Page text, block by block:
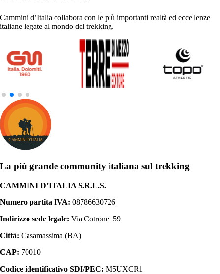
Cammini d’Italia collabora con le più importanti realtà ed eccellenze
italiane legate al mondo del trekking.
La più grande community italiana sul trekking
CAMMINI D’ITALIA S.R.L.S.
Numero partita IVA: 08786630726
Indirizzo sede legale: Via Cotrone, 59
Città: Casamassima (BA)
CAP: 70010
Codice identificativo SDI/PEC: M5UXCR1